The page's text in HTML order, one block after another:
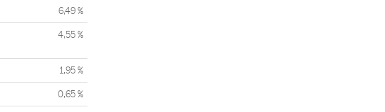
6,49 %
4,55 %
1,95 %
0,65 %